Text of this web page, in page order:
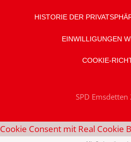
HISTORIE DER
EINWILLIGUNGEN
COOKIE-
SPD
Cookie Consent mit Real Cookie